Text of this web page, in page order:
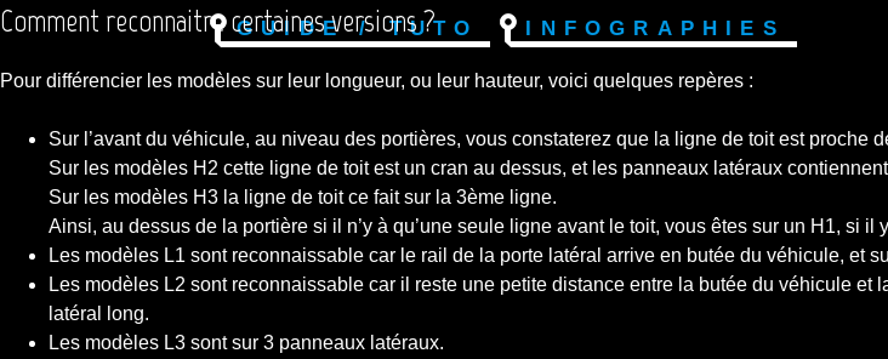
Guide / Tuto Infographies
Comment reconnaitre certaines versions ?
Pour différencier les modèles sur leur longueur, ou leur hauteur, voici quelques repères :
Sur l’avant du véhicule, au niveau des portières, vous constaterez que la ligne de toit est proche
Sur les modèles H2 cette ligne de toit est un cran au dessus, et les panneaux latéraux
Sur les modèles H3 la ligne de toit ce fait sur la 3ème ligne.
Ainsi, au dessus de la portière si il n’y à qu’une seule ligne avant le toit, vous êtes sur un H1, si
Les modèles L1 sont reconnaissable car le rail de la porte latéral arrive en butée du véhicule, et
Les modèles L2 sont reconnaissable car il reste une petite distance entre la butée du véhicule
latéral long.
Les modèles L3 sont sur 3 panneaux latéraux.